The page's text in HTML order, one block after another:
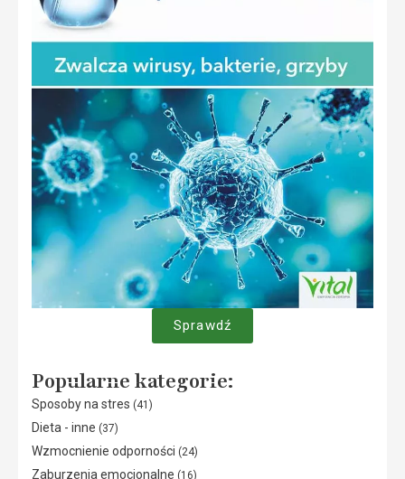
Sprawdź
Popularne kategorie:
Sposoby na stres (41)
Dieta - inne (37)
Wzmocnienie odporności (24)
Zaburzenia emocjonalne (16)